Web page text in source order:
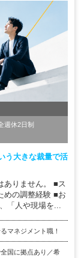
週休2日制
う大きな裁量で活
ありません。 ■ス
めの調整経験 ■お
「人や現場を...
マネジメント職！
国に拠点あり／希